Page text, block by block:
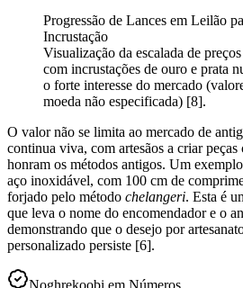
Progressão de Lances em Leilão
Incrustação
Visualização da escalada de
com incrustações de ouro e prata
o forte interesse do mercado
moeda não especificada) [8].
O valor não se limita ao mercado de
continua viva, com artesãos a criar peças
honram os métodos antigos. Um
aço inoxidável, com 100 cm de
forjado pelo método chelangeri. Esta é
que leva o nome do encomendador e o
demonstrando que o desejo por
personalizado persiste [6].
Noghrekoobi em Números